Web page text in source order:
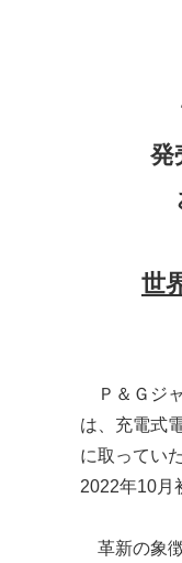
発
世
Ｐ＆Ｇジャ
は、充電式
に取ってい
2022年10月
革新の象